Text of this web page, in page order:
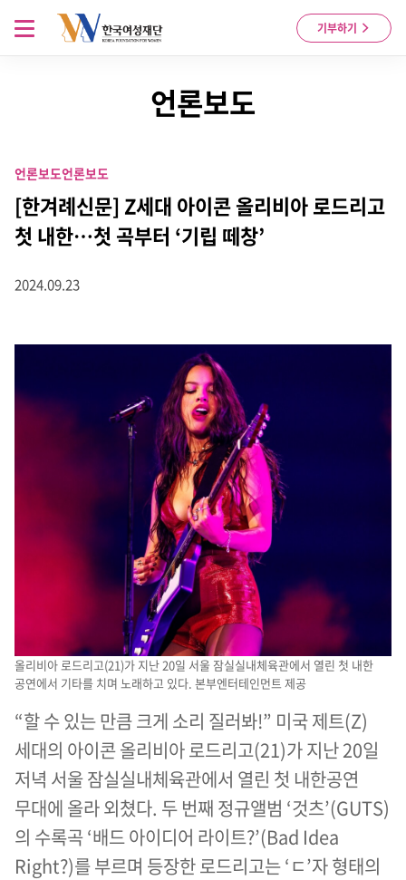
Skip to content
기부하기
메뉴 열기
언론보도
언론보도언론보도
[한겨례신문] Z세대 아이콘 올리비아 로드리고
첫 내한…첫 곡부터 ‘기립 떼창’
2024.09.23
올리비아 로드리고(21)가 지난 20일 서울 잠실실내체육관에서 열린 첫 내한
공연에서 기타를 치며 노래하고 있다. 본부엔터테인먼트 제공
“할 수 있는 만큼 크게 소리 질러봐!” 미국 제트(Z)
세대의 아이콘 올리비아 로드리고(21)가 지난 20일
저녁 서울 잠실실내체육관에서 열린 첫 내한공연
무대에 올라 외쳤다. 두 번째 정규앨범 ‘것츠’(GUTS)
의 수록곡 ‘배드 아이디어 라이트?’(Bad Idea
Right?)를 부르며 등장한 로드리고는 ‘ㄷ’자 형태의